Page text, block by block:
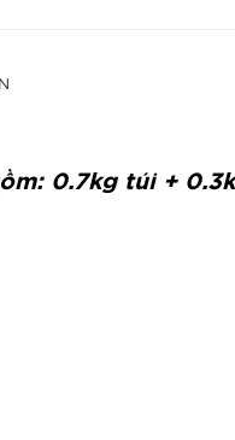
0.7kg túi +